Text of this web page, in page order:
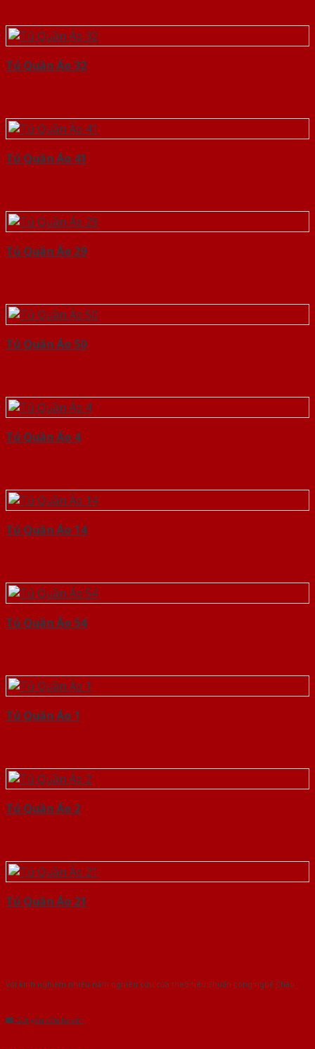
Tủ Quần Áo 32
Tủ Quần Áo 41
Tủ Quần Áo 29
Tủ Quần Áo 50
Tủ Quần Áo 4
Tủ Quần Áo 14
Tủ Quần Áo 54
Tủ Quần Áo 1
Tủ Quần Áo 2
Tủ Quần Áo 21
Với kinh nghiệm nhiêu năm nghiên cứu cửa theo tiêu chuẩn công nghệ Châu
Gửi yêu cầu tư vấn